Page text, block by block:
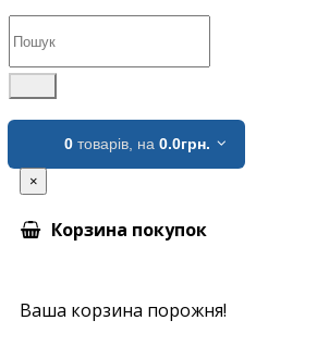
0 товарів, на 0.0грн.
×
Корзина покупок
Ваша корзина порожня!